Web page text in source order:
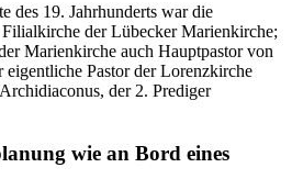
des 19. Jahrhunderts war die
der Lübecker Marienkirche;
Marienkirche auch Hauptpastor von
eigentliche Pastor der Lorenzkirche
der 2. Prediger
wie an Bord eines